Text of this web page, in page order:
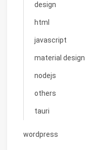
design
html
javascript
material design
nodejs
others
tauri
wordpress